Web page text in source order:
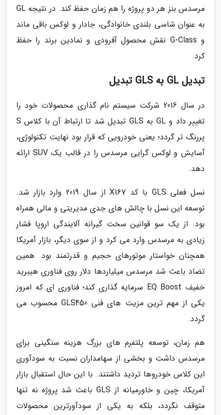
مرسدس بنز هر دو پروژه را هم زمان حفظ کند. در نتیجه GL
به عنوان شاسی بلندی خانوادگی، جادار و لوکس باقی ماند
و G-Class نقش محصول آفرودی و نمادین برند را حفظ
کرد.
تبدیل GL به GLS تبدیل
در سال 2016 شرکت سیستم نام گذاری محصولات خود را
تغییر داد و GL به GLS تبدیل شد تا ارتباط آن با کلاس S
پررنگ تر گردد؛ یعنی خودرویی که قرار بود نهایت تکنولوژی،
آسایش و لوکس گرایی مرسدس را در قالب یک SUV ارائه
دهد.
نسل فعلی GLS با کد X167 از سال 2019 وارد بازار شد.
توسعه این نسل با چالش های جدی مدیریتی و مالی همراه
بود. از یک سو قوانین سخت گیرانه آلایندگی اروپا فشار
زیادی به مرسدس وارد می کرد و از سوی دیگر، بازار آمریکا
همچنان خواستار موتورهای حجیم و قدرتمند بود. همین
تضاد باعث شد مرسدس میلیاردها دلار روی فناوری هیبرید
خفیف EQ Boost سرمایه گذاری کند؛ فناوری ای که امروز
یکی از مهم ترین مزیت های فنی GLS450 محسوب می
گردد.
هم زمان، توسعه پلتفرم های بزرگ هزینه سنگینی برای
مرسدس داشت و بخشی از سهامداران نسبت به سودآوری
این کلاس خودروها تردید داشتند. با این حال استقبال بازار
آمریکا، چین و خاورمیانه از GLS باعث شد پروژه نه تنها
متوقف نگردد، بلکه به یکی از سودآورترین محصولات